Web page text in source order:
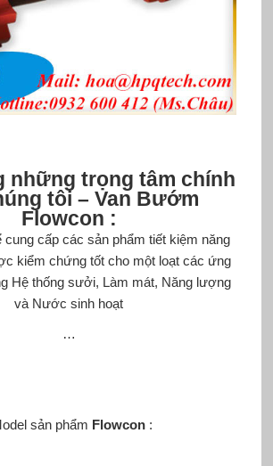
những trọng tâm chính
tôi – Van Bướm
Flowcon :
cung cấp các sản phẩm tiết kiệm năng
kiểm chứng tốt cho một loạt các ứng
Hệ thống sưởi, Làm mát, Năng lượng
và Nước sinh hoạt
…
sản phẩm Flowcon: